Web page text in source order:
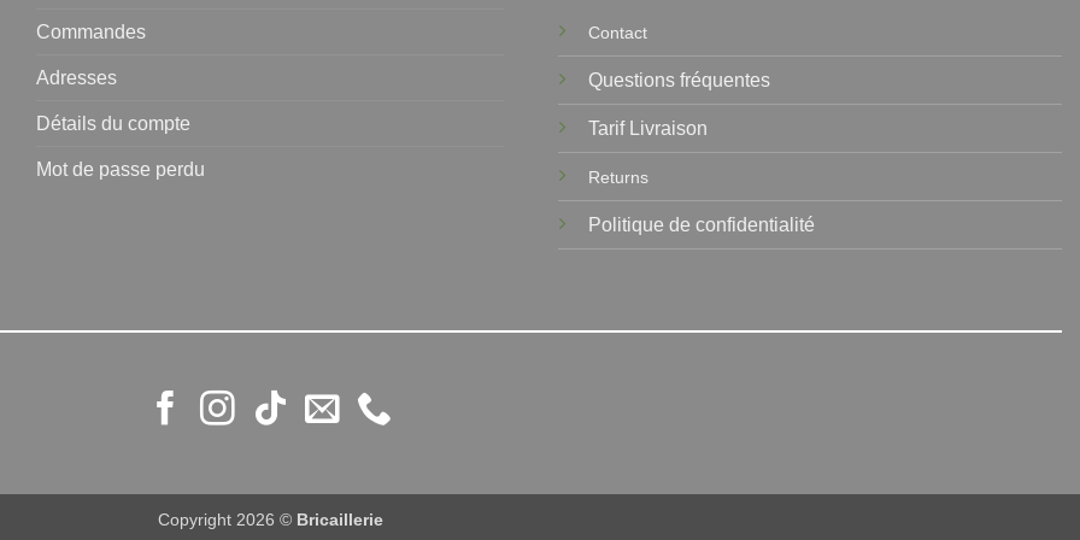
Commandes
Adresses
Détails du compte
Mot de passe perdu
Contact
Questions fréquentes
Tarif Livraison
Returns
Politique de confidentialité
Copyright 2026 © Bricaillerie